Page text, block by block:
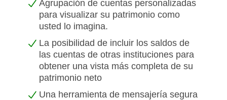
Agrupación de cuentas personalizadas
para visualizar su patrimonio como
usted lo imagina.
La posibilidad de incluir los saldos de
las cuentas de otras instituciones para
obtener una vista más completa de su
patrimonio neto
Una herramienta de mensajería segura